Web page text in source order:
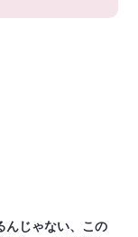
んじゃない、この